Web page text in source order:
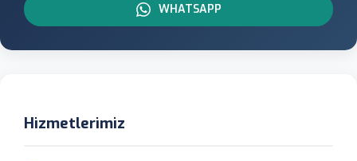
WHATSAPP
Hizmetlerimiz